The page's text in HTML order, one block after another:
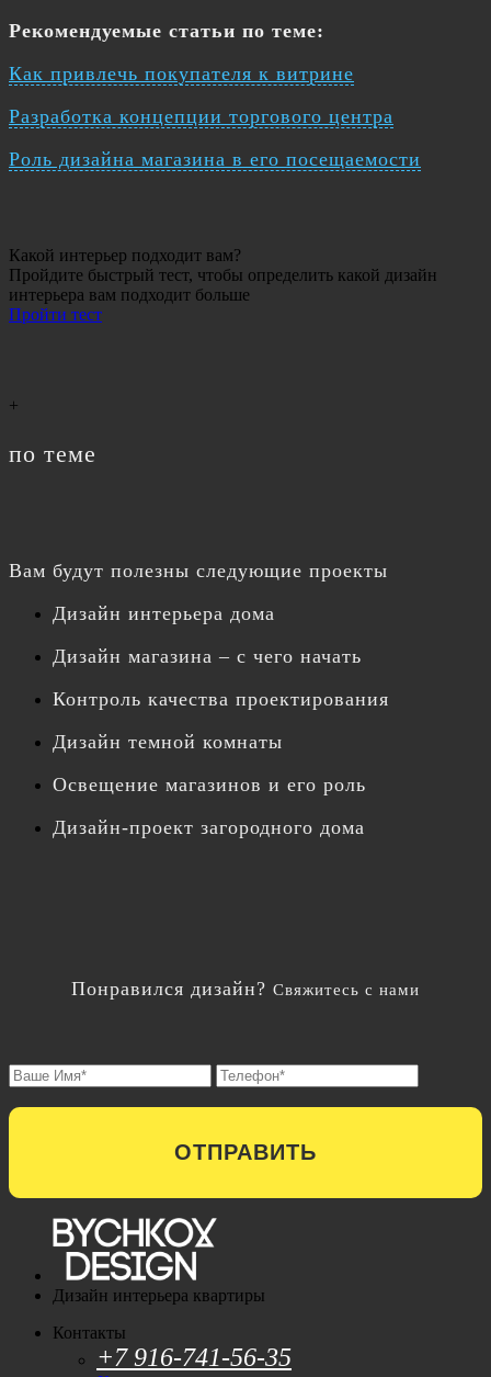
Рекомендуемые статьи по теме:
Как привлечь покупателя к витрине
Разработка концепции торгового центра
Роль дизайна магазина в его посещаемости
Какой интерьер подходит вам?
Пройдите быстрый тест, чтобы определить какой дизайн
интерьера вам подходит больше
Пройти тест
+
по теме
Вам будут полезны следующие проекты
Дизайн интерьера дома
Дизайн магазина – с чего начать
Контроль качества проектирования
Дизайн темной комнаты
Освещение магазинов и его роль
Дизайн-проект загородного дома
Понравился дизайн? Свяжитесь с нами
ОТПРАВИТЬ
Дизайн интерьера квартиры
Контакты
+7 916-741-56-35